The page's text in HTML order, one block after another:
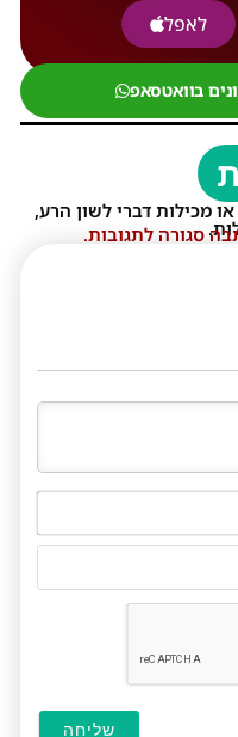
לאפל
בוואטסאפ
מכילות דברי לשון הרע,
סגורה לתגובות.
שם*